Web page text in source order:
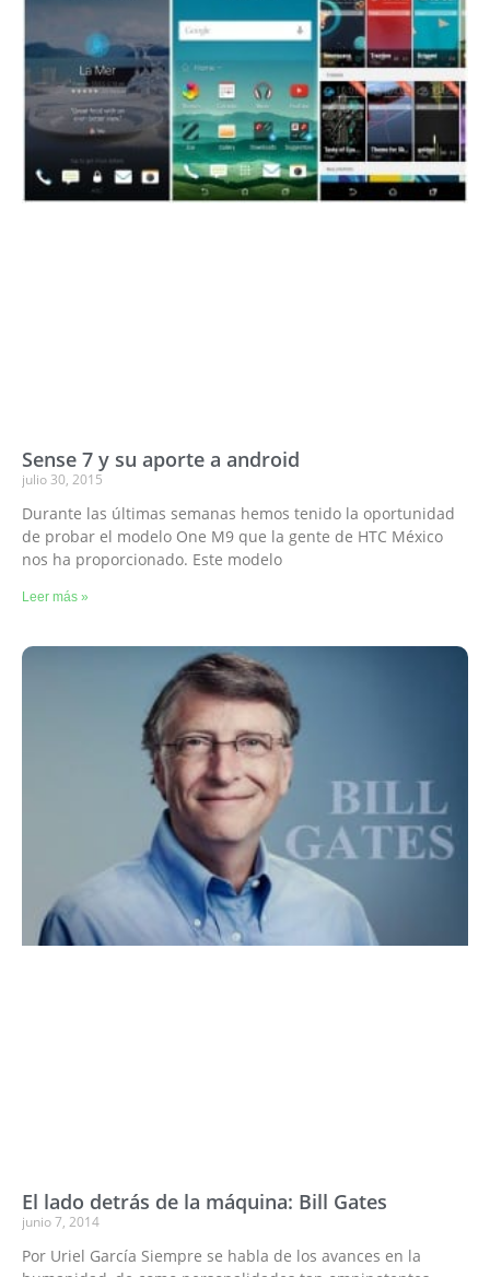
Sense 7 y su aporte a android
julio 30, 2015
Durante las últimas semanas hemos tenido la oportunidad
de probar el modelo One M9 que la gente de HTC México
nos ha proporcionado. Este modelo
Leer más »
El lado detrás de la máquina: Bill Gates
junio 7, 2014
Por Uriel García Siempre se habla de los avances en la